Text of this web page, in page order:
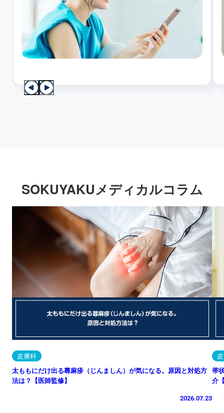
SOKUYAKUメディカルコラム
皮膚科
太ももにだけ出る蕁麻疹（じんましん）が気になる。原因と対処方
法は？【医師監修】
2026.07.23
帯
介